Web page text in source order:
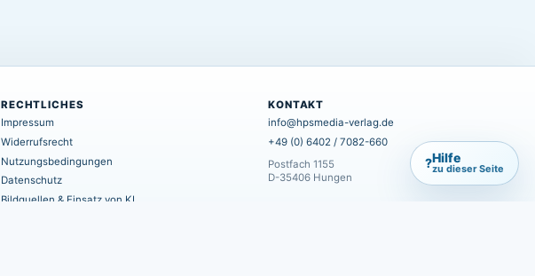
RECHTLICHES
Impressum
Widerrufsrecht
Nutzungsbedingungen
Datenschutz
Bildquellen & Einsatz von KI
KONTAKT
info@hpsmedia-verlag.de
+49 (0) 6402 / 7082-660
Postfach 1155
D-35406 Hungen
?Hilfe
zu dieser Seite